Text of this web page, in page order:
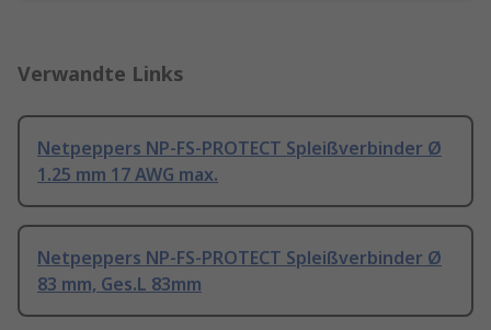
Verwandte Links
Netpeppers NP-FS-PROTECT Spleißverbinder Ø
1.25 mm 17 AWG max.
Netpeppers NP-FS-PROTECT Spleißverbinder Ø
83 mm, Ges.L 83mm